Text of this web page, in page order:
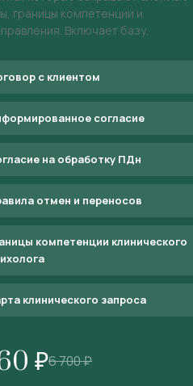
границы компетенции и
Включает базу.
с клиентом
согласие
на обработку ПДн
отмен и переносов
компетенции клинического
клинического запроса
₽6 700 ₽